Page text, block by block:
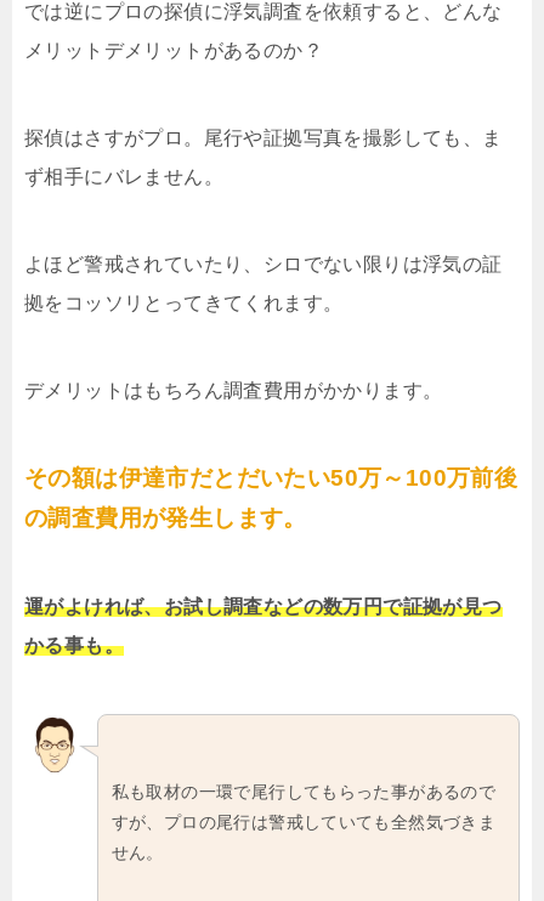
では逆にプロの探偵に浮気調査を依頼すると、どんな
メリットデメリットがあるのか？
探偵はさすがプロ。尾行や証拠写真を撮影しても、ま
ず相手にバレません。
よほど警戒されていたり、シロでない限りは浮気の証
拠をコッソリとってきてくれます。
デメリットはもちろん調査費用がかかります。
その額は伊達市だとだいたい50万～100万前後
の調査費用が発生します。
運がよければ、お試し調査などの数万円で証拠が見つ
かる事も。
私も取材の一環で尾行してもらった事があるので
すが、プロの尾行は警戒していても全然気づきま
せん。